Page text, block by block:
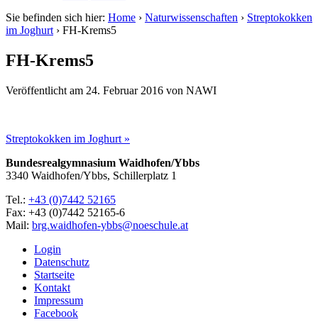
Sie befinden sich hier: Home › Naturwissenschaften › Streptokokken
im Joghurt › FH-Krems5
FH-Krems5
Veröffentlicht am 24. Februar 2016 von NAWI
Streptokokken im Joghurt »
Bundesrealgymnasium Waidhofen/Ybbs
3340 Waidhofen/Ybbs, Schillerplatz 1
Tel.: +43 (0)7442 52165
Fax: +43 (0)7442 52165-6
Mail: brg.waidhofen-ybbs@noeschule.at
Login
Datenschutz
Startseite
Kontakt
Impressum
Facebook